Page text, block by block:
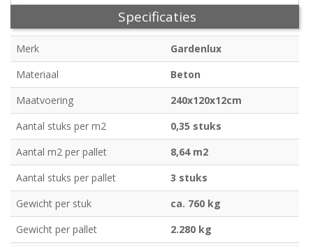
Specificaties
Merk
Gardenlux
Materiaal
Beton
Maatvoering
240x120x12cm
Aantal stuks per m2
0,35 stuks
Aantal m2 per pallet
8,64 m2
Aantal stuks per pallet
3 stuks
Gewicht per stuk
ca. 760 kg
Gewicht per pallet
2.280 kg